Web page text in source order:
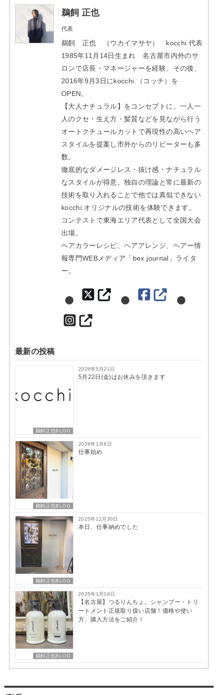
鵜飼 正也
代表
鵜飼 正也 （ウカイマサヤ） kocchi.代表
1985年11月14日生まれ 名古屋市内外のサ
ロンで店長・マネージャーを経験。その後、
2016年9月3日にkocchi.（コッチ）を
OPEN。
【大人ナチュラル】をコンセプトに、一人一
人のクセ・生え方・髪質などを見ながら行う
オートクチュールカットで再現性の高いヘア
スタイルを提案し市外からのリピーターも多
数。
徹底的なダメージレス・抜け感・ナチュラル
なスタイルが得意。独自の理論と常に最新の
技術を取り入れることで他では真似できない
kocchi.オリジナルの技術を体験できます。
コンテストで東海エリア代表として全国大会
出場。
ヘアカラーレシピ、ヘアアレンジ、ヘアー情
報専門WEBメディア「bex journal」ライタ
ー。
最新の投稿
鵜飼正也BLOG
2026年5月21日
5月22日(金)はお休みを頂きます
鵜飼正也BLOG
2026年1月6日
仕事始め
鵜飼正也BLOG
2025年12月30日
本日、仕事納めでした
鵜飼正也BLOG
2025年1月16日
【名古屋】つるりんちょ。シャンプー・トリ
ートメント正規取り扱い店舗！価格や使い
方、購入方法をご紹介！